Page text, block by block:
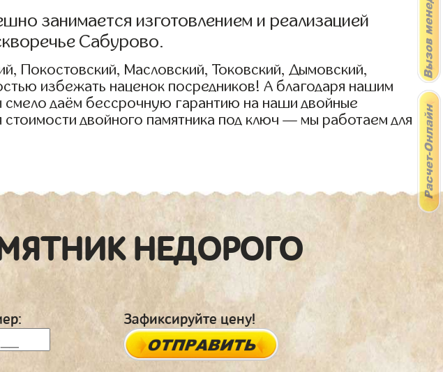
занимается изготовлением и реализацией
Сабурово.
Покостовский, Масловский, Токовский, Дымовский,
избежать наценок посредников! А благодаря нашим
даём бессрочную гарантию на наши двойные
двойного памятника под ключ — мы работаем для
НЕДОРОГО
Зафиксируйте цену!